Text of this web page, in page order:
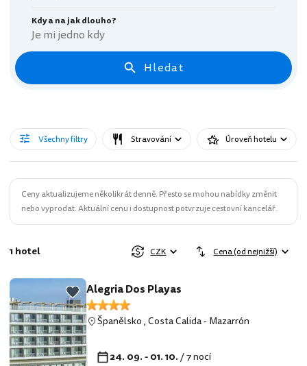
Kdy a na jak dlouho?
Je mi jedno kdy
Hledat
Všechny filtry Stravování Úroveň hotelu
Ceny aktualizujeme několikrát denně. Přesto se mohou nabídky změnit
nebo vyprodat. Aktuální cenu i dostupnost potvrzuje cestovní kancelář.
1 hotel CZK Cena (od nejnižší)
Alegria Dos Playas
Španělsko,Costa Calida-Mazarrón
24. 09. - 01. 10./ 7 nocí